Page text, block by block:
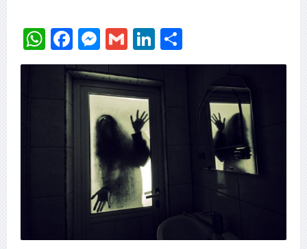
WhatsApp
Facebook
Messenger
GmailLinkedIn